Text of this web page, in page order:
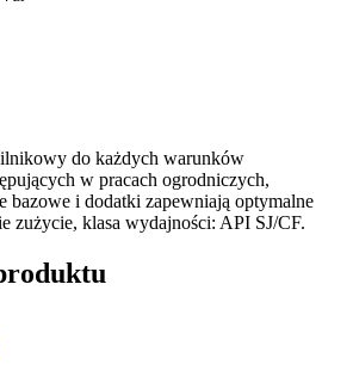
do każdych warunków
w pracach ogrodniczych,
bazowe i dodatki zapewniają optymalne
zużycie, klasa wydajności: API SJ/CF.